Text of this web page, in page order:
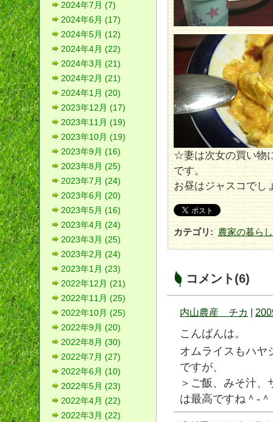
☆妻は次女の買い物
です。
お昼はジャスコでし
カテゴリ : 農家の暮らし
コメント(6)
内山農産 チカ |
こんばんは。
オムライスもハヤ
ですが、
＞ご飯、みそ汁、
は最高ですね＾-＾
2024年7月 (7)
2024年6月 (17)
2024年5月 (12)
2024年4月 (22)
2024年3月 (21)
2024年2月 (21)
2024年1月 (20)
2023年12月 (17)
2023年11月 (19)
2023年10月 (19)
2023年9月 (16)
2023年8月 (25)
2023年7月 (24)
2023年6月 (20)
2023年5月 (16)
2023年4月 (24)
2023年3月 (25)
2023年2月 (24)
2023年1月 (23)
2022年12月 (21)
2022年11月 (25)
2022年10月 (25)
2022年9月 (20)
2022年8月 (30)
2022年7月 (27)
2022年6月 (10)
2022年5月 (23)
2022年4月 (22)
2022年3月 (22)